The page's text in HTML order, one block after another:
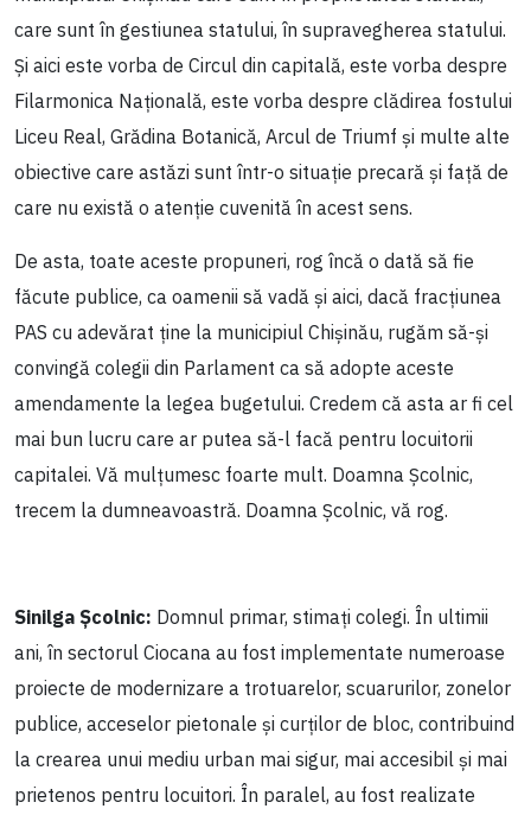
care sunt în gestiunea statului, în supravegherea statului.
Și aici este vorba de Circul din capitală, este vorba despre
Filarmonica Națională, este vorba despre clădirea fostului
Liceu Real, Grădina Botanică, Arcul de Triumf și multe alte
obiective care astăzi sunt într-o situație precară și față de
care nu există o atenție cuvenită în acest sens.
De asta, toate aceste propuneri, rog încă o dată să fie
făcute publice, ca oamenii să vadă și aici, dacă fracțiunea
PAS cu adevărat ține la municipiul Chișinău, rugăm să-și
convingă colegii din Parlament ca să adopte aceste
amendamente la legea bugetului. Credem că asta ar fi cel
mai bun lucru care ar putea să-l facă pentru locuitorii
capitalei. Vă mulțumesc foarte mult. Doamna Școlnic,
trecem la dumneavoastră. Doamna Școlnic, vă rog.
Sinilga Școlnic: Domnul primar, stimați colegi. În ultimii
ani, în sectorul Ciocana au fost implementate numeroase
proiecte de modernizare a trotuarelor, scuarurilor, zonelor
publice, acceselor pietonale și curților de bloc, contribuind
la crearea unui mediu urban mai sigur, mai accesibil și mai
prietenos pentru locuitori. În paralel, au fost realizate